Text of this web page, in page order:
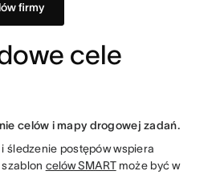
firmy
cele
celów i mapy drogowej zadań.
śledzenie postępów wspiera
celów SMARTmoże być w